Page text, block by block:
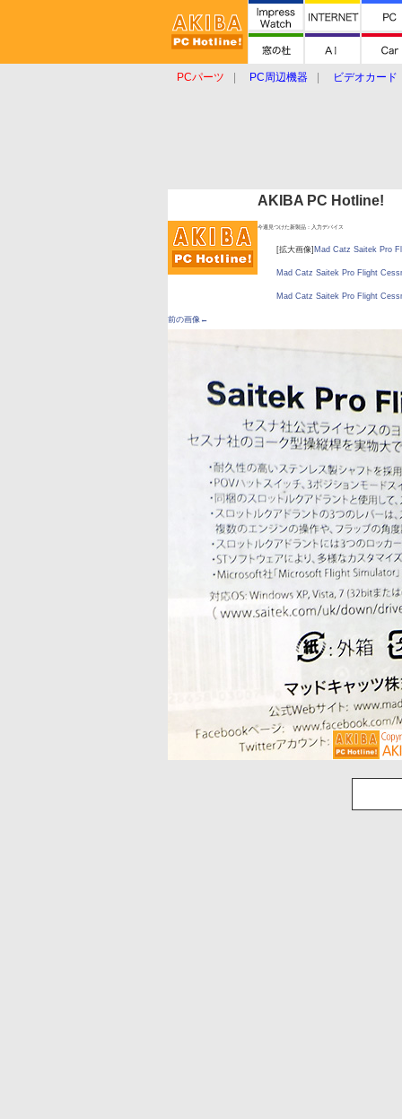
PCパーツ PC周辺機器
ビデオカード
AKIBA PC Hotline!
今週見つけた新製品：入力デバイス
[拡大画像] Mad Catz Saitek Pro
Mad Catz Saitek Pro Flight
Mad Catz Saitek Pro Flight
前の画像←